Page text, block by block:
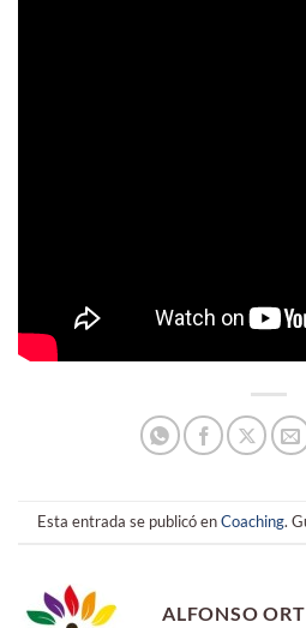
Esta entrada se publicó enCoaching.
ALFONSO